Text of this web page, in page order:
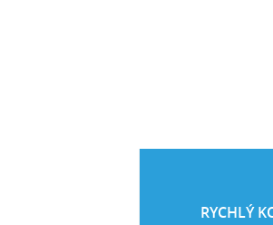
RYCHLÝ